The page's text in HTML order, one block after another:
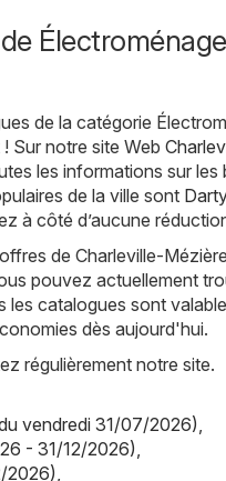
de la catégorie
Sur notre site Web
les informations sur les
de la ville sont Darty
à côté d’aucune
de Charleville-
pouvez actuellement
les catalogues sont
dès aujourd'hui.
régulièrement notre site.
vendredi 31/07/2026)
- 31/12/2026)
2026)